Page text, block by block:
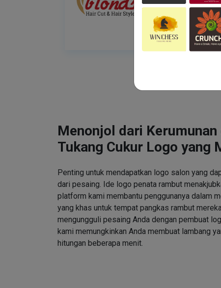
Menonjol dari Kerumunan
Tukang Cukur Logo yang
Penting untuk mendapatkan logo salon yang
dari pesaing. Ide logo penata rambut
platform kami membantu penggunanya dalam
yang khas untuk tempat pangkas rambut
mengungguli pesaing Anda dengan pembuat
kami memungkinkan Anda membuat lambang
hitungan beberapa menit.